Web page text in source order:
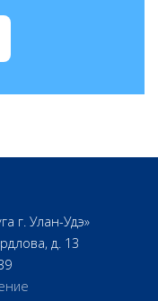
г. Улан-Удэ»
д. 13